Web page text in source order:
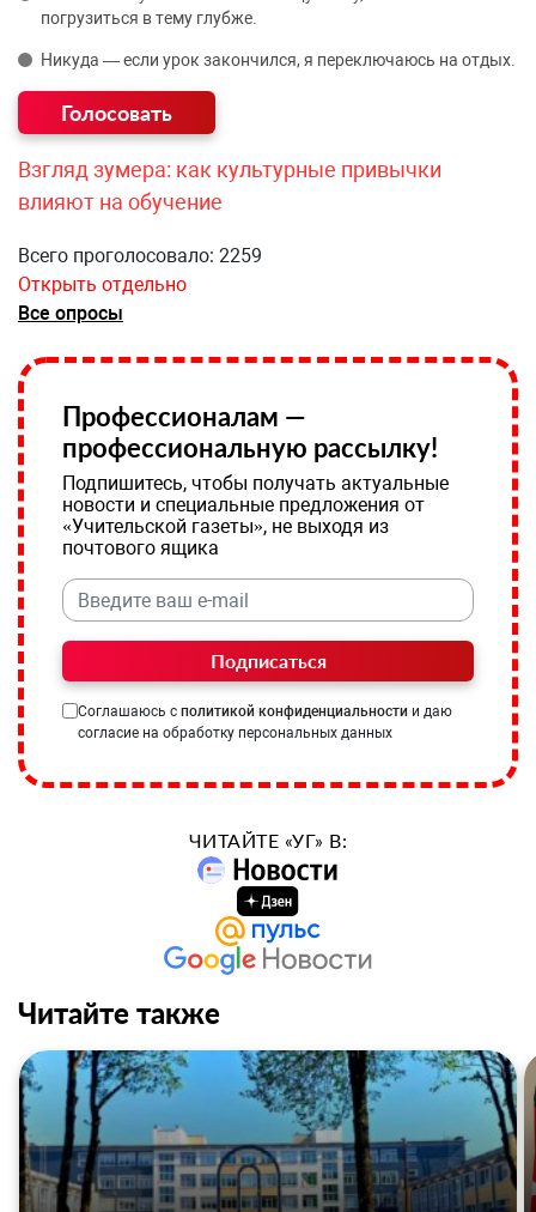
погрузиться в тему глубже.
Никуда — если урок закончился, я переключаюсь на отдых.
Взгляд зумера: как культурные привычки
влияют на обучение
Всего проголосовало: 2259
Открыть отдельно
Все опросы
Профессионалам —
профессиональную рассылку!
Подпишитесь, чтобы получать актуальные
новости и специальные предложения от
«Учительской газеты», не выходя из
почтового ящика
Подписаться
Соглашаюсь с политикой конфиденциальности и даю
согласие на обработку персональных данных
ЧИТАЙТЕ «УГ» В:
Читайте также